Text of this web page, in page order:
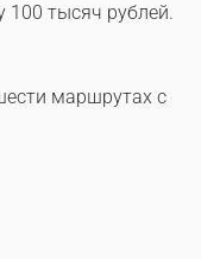
100 тысяч рублей.
маршрутах с